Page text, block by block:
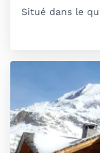
Situé dans le